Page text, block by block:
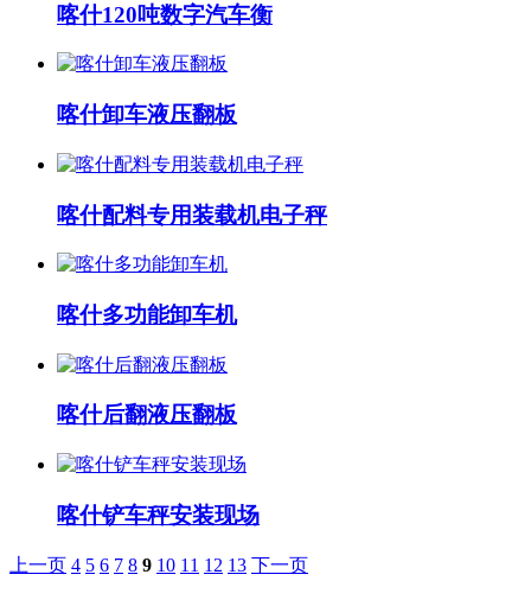
喀什120吨数字汽车衡
喀什卸车液压翻板
喀什配料专用装载机电子秤
喀什多功能卸车机
喀什后翻液压翻板
喀什铲车秤安装现场
上一页 4 5 6 7 8 9 10 11 12 13 下一页